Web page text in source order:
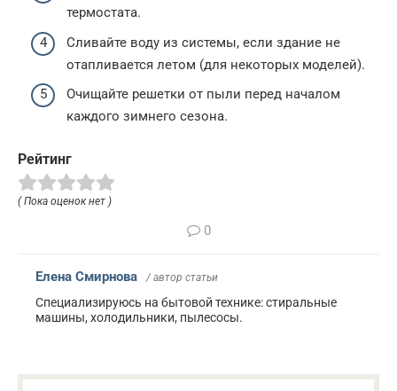
термостата.
Сливайте воду из системы, если здание не
отапливается летом (для некоторых моделей).
Очищайте решетки от пыли перед началом
каждого зимнего сезона.
Рейтинг
( Пока оценок нет )
0
Елена Смирнова / автор статьи
Специализируюсь на бытовой технике: стиральные
машины, холодильники, пылесосы.